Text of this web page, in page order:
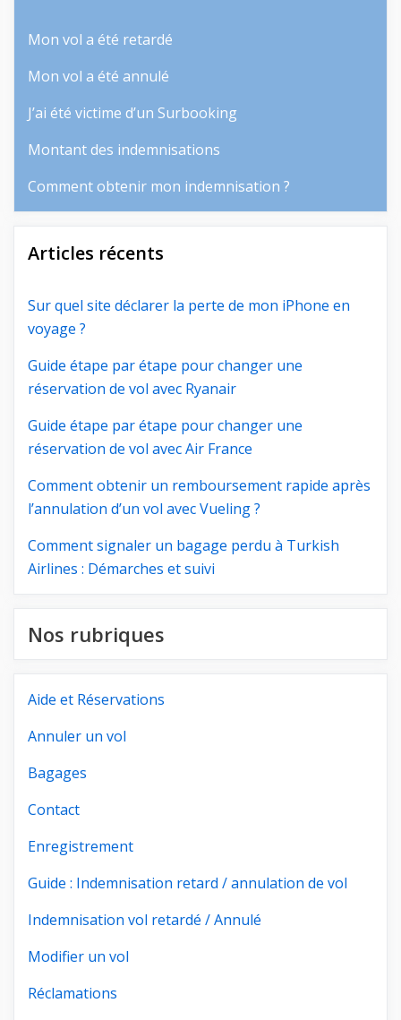
Mon vol a été retardé
Mon vol a été annulé
J’ai été victime d’un Surbooking
Montant des indemnisations
Comment obtenir mon indemnisation ?
Articles récents
Sur quel site déclarer la perte de mon iPhone en
voyage ?
Guide étape par étape pour changer une
réservation de vol avec Ryanair
Guide étape par étape pour changer une
réservation de vol avec Air France
Comment obtenir un remboursement rapide après
l’annulation d’un vol avec Vueling ?
Comment signaler un bagage perdu à Turkish
Airlines : Démarches et suivi
Nos rubriques
Aide et Réservations
Annuler un vol
Bagages
Contact
Enregistrement
Guide : Indemnisation retard / annulation de vol
Indemnisation vol retardé / Annulé
Modifier un vol
Réclamations